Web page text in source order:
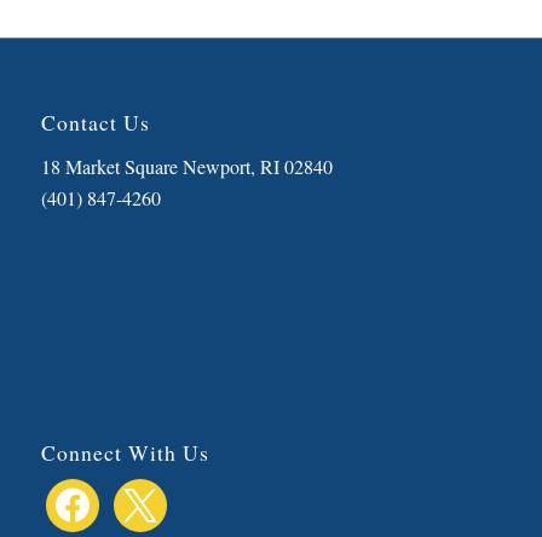
Contact Us
18 Market Square Newport, RI 02840
(401) 847-4260
Connect With Us